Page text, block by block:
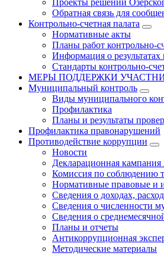
Проекты решений
Обратная связь для
Контрольно-счетная палата
Нормативные акты
Планы работ контрольно-
Информация о
Стандарты контрольно-
МЕРЫ ПОДДЕРЖКИ
Муниципальный контроль
Виды муниципального
Профилактика
Планы и результаты
Профилактика правонарушений
Противодействие коррупции
Новости
Декларационная кампания
Комиссия по соблюдению
Нормативные правовые и
Сведения о доходах,
Сведения о численности
Сведения о
Планы и отчеты
Антикоррупционная
Методические материалы